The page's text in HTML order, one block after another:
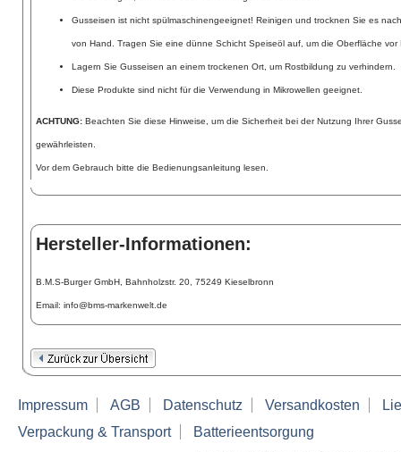
Gusseisen ist nicht spülmaschinengeeignet! Reinigen und trocknen Sie es
von Hand. Tragen Sie eine dünne Schicht Speiseöl auf, um die Oberfläche vor
Lagern Sie Gusseisen an einem trockenen Ort, um Rostbildung zu verhindern.
Diese Produkte sind nicht für die Verwendung in Mikrowellen geeignet.
ACHTUNG: Beachten Sie diese Hinweise, um die Sicherheit bei der Nutzung Ihrer
gewährleisten.
Vor dem Gebrauch bitte die Bedienungsanleitung lesen.
Hersteller-Informationen:
B.M.S-Burger GmbH, Bahnholzstr. 20, 75249 Kieselbronn
Email: info@bms-markenwelt.de
Impressum AGB Datenschutz Versandkosten
Verpackung & Transport
Batterieentsorgung